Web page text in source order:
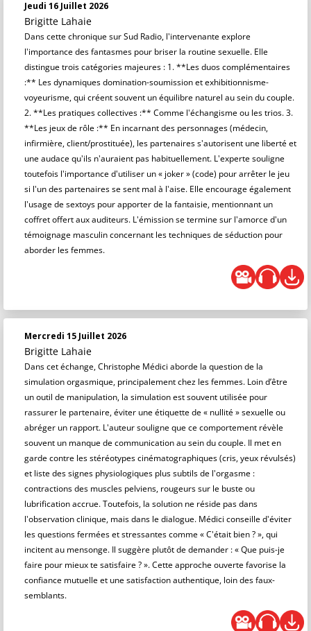
Jeudi 16 Juillet 2026
Brigitte Lahaie
Dans cette chronique sur Sud Radio, l'intervenante explore
l'importance des fantasmes pour briser la routine sexuelle. Elle
distingue trois catégories majeures : 1. **Les duos complémentaires
:** Les dynamiques domination-soumission et exhibitionnisme-
voyeurisme, qui créent souvent un équilibre naturel au sein du couple.
2. **Les pratiques collectives :** Comme l'échangisme ou les trios. 3.
**Les jeux de rôle :** En incarnant des personnages (médecin,
infirmière, client/prostituée), les partenaires s'autorisent une liberté et
une audace qu'ils n'auraient pas habituellement. L'experte souligne
toutefois l'importance d'utiliser un « joker » (code) pour arrêter le jeu
si l'un des partenaires se sent mal à l'aise. Elle encourage également
l'usage de sextoys pour apporter de la fantaisie, mentionnant un
coffret offert aux auditeurs. L'émission se termine sur l'amorce d'un
témoignage masculin concernant les techniques de séduction pour
aborder les femmes.
Mercredi 15 Juillet 2026
Brigitte Lahaie
Dans cet échange, Christophe Médici aborde la question de la
simulation orgasmique, principalement chez les femmes. Loin d’être
un outil de manipulation, la simulation est souvent utilisée pour
rassurer le partenaire, éviter une étiquette de « nullité » sexuelle ou
abréger un rapport. L'auteur souligne que ce comportement révèle
souvent un manque de communication au sein du couple. Il met en
garde contre les stéréotypes cinématographiques (cris, yeux révulsés)
et liste des signes physiologiques plus subtils de l'orgasme :
contractions des muscles pelviens, rougeurs sur le buste ou
lubrification accrue. Toutefois, la solution ne réside pas dans
l'observation clinique, mais dans le dialogue. Médici conseille d'éviter
les questions fermées et stressantes comme « C'était bien ? », qui
incitent au mensonge. Il suggère plutôt de demander : « Que puis-je
faire pour mieux te satisfaire ? ». Cette approche ouverte favorise la
confiance mutuelle et une satisfaction authentique, loin des faux-
semblants.